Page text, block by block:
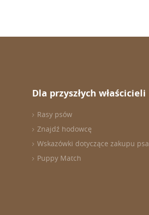
Dla przyszłych właścicieli
Rasy psów
Znajdź hodowcę
Wskazówki dotyczące zakupu psa
Puppy Match